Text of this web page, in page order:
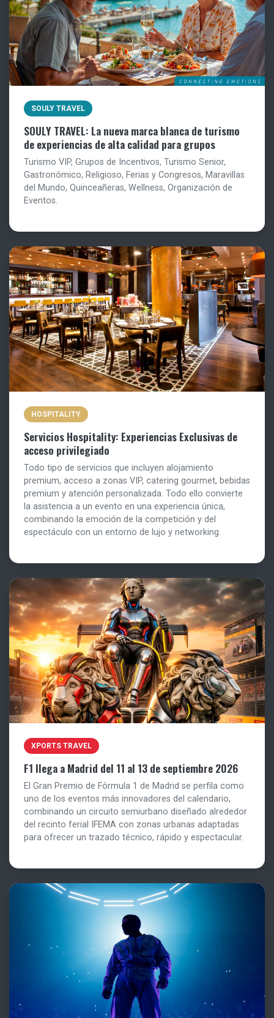
SOULY TRAVEL
SOULY TRAVEL: La nueva marca blanca de turismo
de experiencias de alta calidad para grupos
Turismo VIP, Grupos de Incentivos, Turismo Senior,
Gastronómico, Religioso, Ferias y Congresos, Maravillas
del Mundo, Quinceañeras, Wellness, Organización de
Eventos.
HOSPITALITY
Servicios Hospitality: Experiencias Exclusivas de
acceso privilegiado
Todo tipo de servicios que incluyen alojamiento
premium, acceso a zonas VIP, catering gourmet, bebidas
premium y atención personalizada. Todo ello convierte
la asistencia a un evento en una experiencia única,
combinando la emoción de la competición y del
espectáculo con un entorno de lujo y networking.
XPORTS TRAVEL
F1 llega a Madrid del 11 al 13 de septiembre 2026
El Gran Premio de Fórmula 1 de Madrid se perfila como
uno de los eventos más innovadores del calendario,
combinando un circuito semiurbano diseñado alrededor
del recinto ferial IFEMA con zonas urbanas adaptadas
para ofrecer un trazado técnico, rápido y espectacular.